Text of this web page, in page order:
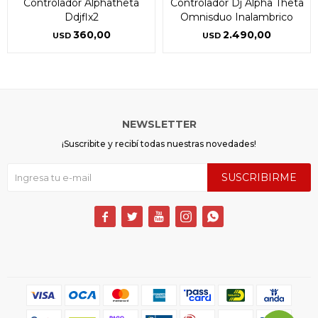
Controlador Alphatheta
Ddjflx2
USD 360,00
Controlador Dj Alpha Theta
Omnisduo Inalambrico
USD 2.490,00
NEWSLETTER
¡Suscribite y recibí todas nuestras novedades!
SUSCRIBIRME
    